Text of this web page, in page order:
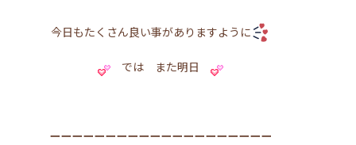
今日もたくさん良い事がありますように
では また明日
ーーーーーーーーーーーーーーーーーーーー